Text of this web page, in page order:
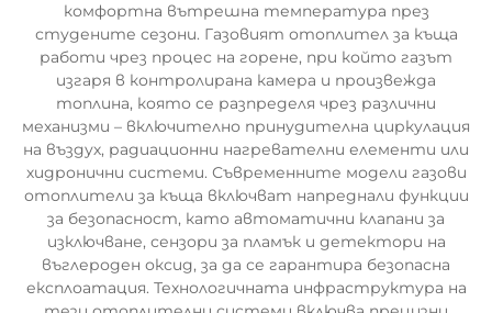
комфортна вътрешна температура през
студените сезони. Газовият отоплител за къща
работи чрез процес на горене, при който газът
изгаря в контролирана камера и произвежда
топлина, която се разпределя чрез различни
механизми – включително принудителна циркулация
на въздух, радиационни нагревателни елементи или
хидронични системи. Съвременните модели газови
отоплители за къща включват напреднали функции
за безопасност, като автоматични клапани за
изключване, сензори за пламък и детектори на
въглероден оксид, за да се гарантира безопасна
експлоатация. Технологичната инфраструктура на